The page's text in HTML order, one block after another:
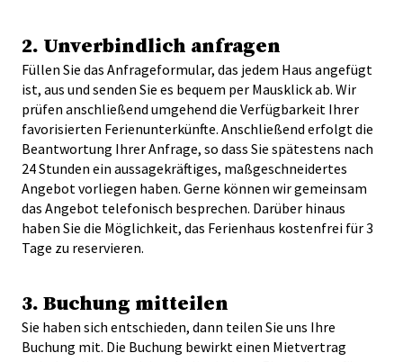
2. Unverbindlich anfragen
Füllen Sie das Anfrageformular, das jedem Haus angefügt
ist, aus und senden Sie es bequem per Mausklick ab. Wir
prüfen anschließend umgehend die Verfügbarkeit Ihrer
favorisierten Ferienunterkünfte. Anschließend erfolgt die
Beantwortung Ihrer Anfrage, so dass Sie spätestens nach
24 Stunden ein aussagekräftiges, maßgeschneidertes
Angebot vorliegen haben. Gerne können wir gemeinsam
das Angebot telefonisch besprechen. Darüber hinaus
haben Sie die Möglichkeit, das Ferienhaus kostenfrei für 3
Tage zu reservieren.
3. Buchung mitteilen
Sie haben sich entschieden, dann teilen Sie uns Ihre
Buchung mit. Die Buchung bewirkt einen Mietvertrag